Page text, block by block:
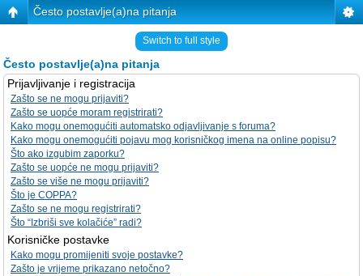
Često postavlje(a)na pitanja
Switch to full style
Često postavlje(a)na pitanja
Prijavljivanje i registracija
Zašto se ne mogu prijaviti?
Zašto se uopće moram registrirati?
Kako mogu onemogućiti automatsko odjavljivanje s foruma?
Kako mogu onemogućiti pojavu mog korisničkog imena na online popisu?
Što ako izgubim zaporku?
Zašto se uopće ne mogu prijaviti?
Zašto se više ne mogu prijaviti?
Što je COPPA?
Zašto se ne mogu registrirati?
Što “Izbriši sve kolačiće” radi?
Korisničke postavke
Kako mogu promijeniti svoje postavke?
Zašto je vrijeme prikazano netočno?